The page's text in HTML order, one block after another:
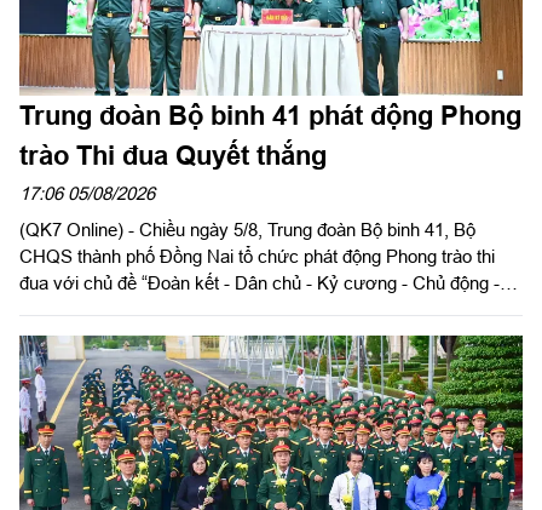
Trung đoàn Bộ binh 41 phát động Phong
trào Thi đua Quyết thắng
17:06 05/08/2026
(QK7 Online) - Chiều ngày 5/8, Trung đoàn Bộ binh 41, Bộ
CHQS thành phố Đồng Nai tổ chức phát động Phong trào thi
đua với chủ đề “Đoàn kết - Dân chủ - Kỷ cương - Chủ động -
chủ trì buổi phát động.